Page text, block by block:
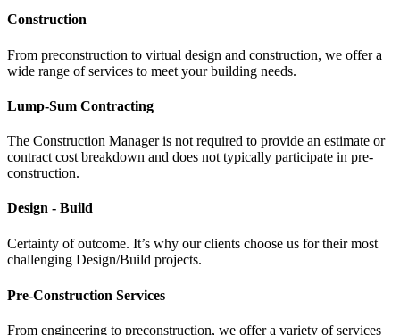
Construction
From preconstruction to virtual design and construction, we offer a
wide range of services to meet your building needs.
Lump-Sum Contracting
The Construction Manager is not required to provide an estimate or
contract cost breakdown and does not typically participate in pre-
construction.
Design - Build
Certainty of outcome. It’s why our clients choose us for their most
challenging Design/Build projects.
Pre-Construction Services
From engineering to preconstruction, we offer a variety of services